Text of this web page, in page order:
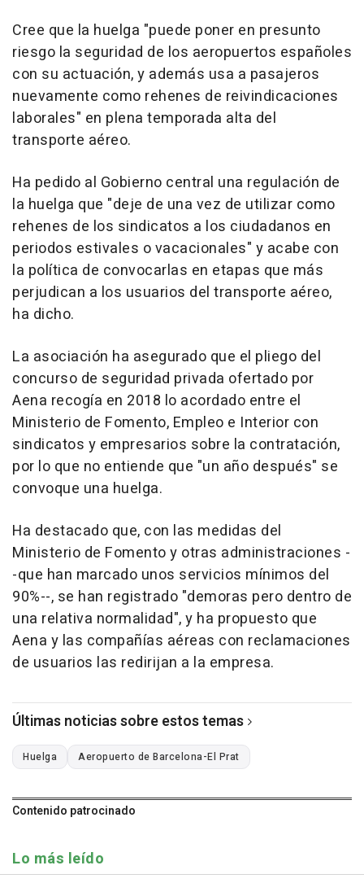
Cree que la huelga "puede poner en presunto
riesgo la seguridad de los aeropuertos españoles
con su actuación, y además usa a pasajeros
nuevamente como rehenes de reivindicaciones
laborales" en plena temporada alta del
transporte aéreo.
Ha pedido al Gobierno central una regulación de
la huelga que "deje de una vez de utilizar como
rehenes de los sindicatos a los ciudadanos en
periodos estivales o vacacionales" y acabe con
la política de convocarlas en etapas que más
perjudican a los usuarios del transporte aéreo,
ha dicho.
La asociación ha asegurado que el pliego del
concurso de seguridad privada ofertado por
Aena recogía en 2018 lo acordado entre el
Ministerio de Fomento, Empleo e Interior con
sindicatos y empresarios sobre la contratación,
por lo que no entiende que "un año después" se
convoque una huelga.
Ha destacado que, con las medidas del
Ministerio de Fomento y otras administraciones -
-que han marcado unos servicios mínimos del
90%--, se han registrado "demoras pero dentro de
una relativa normalidad", y ha propuesto que
Aena y las compañías aéreas con reclamaciones
de usuarios las redirijan a la empresa.
Últimas noticias sobre estos temas
Huelga Aeropuerto de Barcelona-El Prat
Contenido patrocinado
Lo más leído